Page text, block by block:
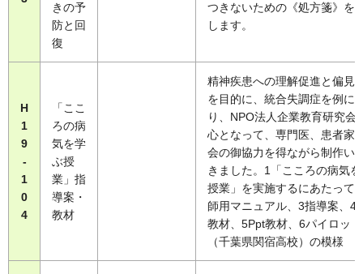
きの予
防と回
復
つきないための《処方箋》を
します。
H
1
9
-
1
0
4
「ここ
ろの病
気を学
ぶ授
業」指
導案・
教材
精神疾患への理解促進と偏見
を目的に、統合失調症を例に
り、NPO法人企業教育研究会
心となって、専門医、患者家
会の御協力を得ながら制作い
きました。1「こころの病気
授業」を実施するにあたって
師用マニュアル、3指導案、4
教材、5Ppt教材、6パイロッ
（千葉県関宿高校）の模様